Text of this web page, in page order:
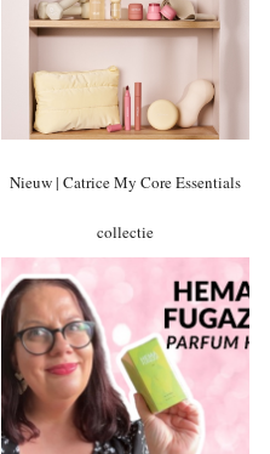
Nieuw | Catrice My Core Essentials
collectie